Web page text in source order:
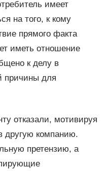
имеет
на того, к кому
прямого факта
иметь отношение
к делу в
причины для
отказали, мотивируя
другую компанию.
претензию, а